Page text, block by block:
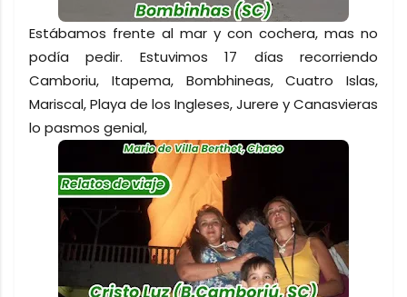
Estábamos frente al mar y con cochera, mas no
podía pedir. Estuvimos 17 días recorriendo
Camboriu, Itapema, Bombhineas, Cuatro Islas,
Mariscal, Playa de los Ingleses, Jurere y Canasvieras
lo pasmos genial,